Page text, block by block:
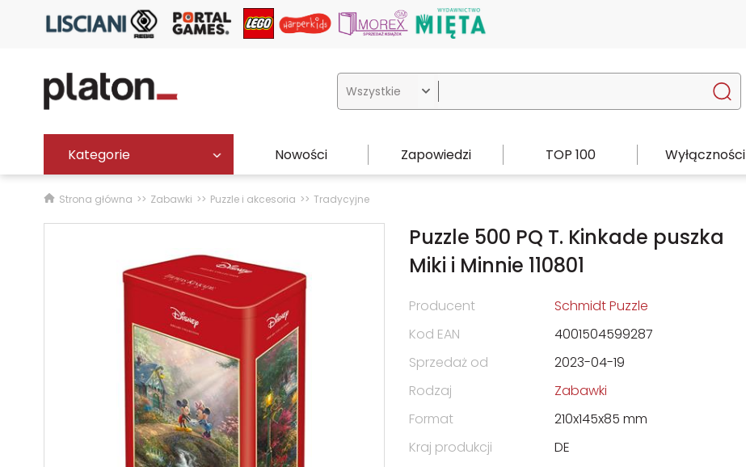

Kategorie Nowości Zapowiedzi TOP 100 Wyłączności
Strona główna Zabawki Puzzle i akcesoria Tradycyjne
Puzzle 500 PQ T. Kinkade puszka
Miki i Minnie 110801
Producent
Schmidt Puzzle
Kod EAN
4001504599287
Sprzedaż od
2023-04-19
Rodzaj
Zabawki
Format
210x145x85 mm
Kraj produkcji
DE